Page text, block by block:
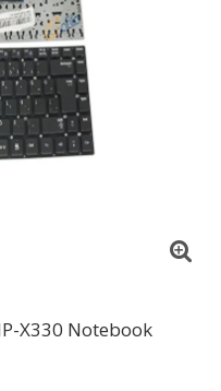
X330 Notebook